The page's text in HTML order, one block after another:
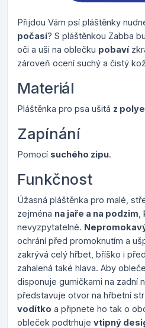
Přijdou Vám psí pláštěnky
počasí? S pláštěnkou Zabba
oči a uši na oblečku pobaví
zároveň ocení suchý a čistý
Materiál
Pláštěnka pro psa ušitá z
Zapínání
Pomocí suchého zipu.
Funkčnost
Úžasná pláštěnka pro malé,
zejména na jaře a na podzim
nevyzpytatelné.
ochrání před promoknutím a
zakrývá celý hřbet, bříško i
zahalená také hlava. Aby
disponuje gumičkami na zadní
představuje otvor na hřbetní
vodítko a připnete ho tak o
obleček podtrhuje vtipný